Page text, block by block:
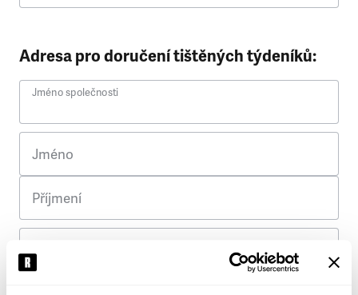
Adresa pro doručení tištěných týdeníků:
Jméno společnosti
Jméno
Příjmení
Ulice